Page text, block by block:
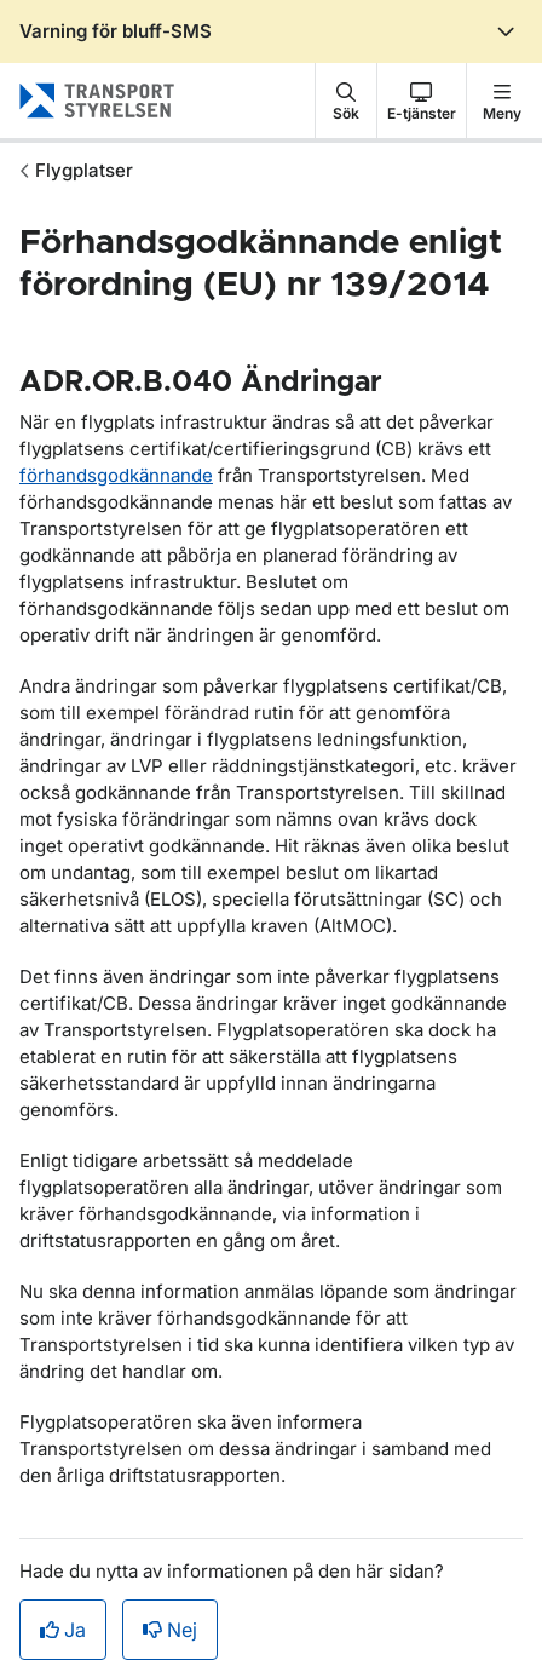
Varning för bluff-SMS
Sök E-tjänster Meny
Flygplatser
Förhandsgodkännande enligt
förordning (EU) nr 139/2014
ADR.OR.B.040 Ändringar
När en flygplats infrastruktur ändras så att det påverkar
flygplatsens certifikat/certifieringsgrund (CB) krävs ett
förhandsgodkännande från Transportstyrelsen. Med
förhandsgodkännande menas här ett beslut som fattas av
Transportstyrelsen för att ge flygplatsoperatören ett
godkännande att påbörja en planerad förändring av
flygplatsens infrastruktur. Beslutet om
förhandsgodkännande följs sedan upp med ett beslut om
operativ drift när ändringen är genomförd.
Andra ändringar som påverkar flygplatsens certifikat/CB,
som till exempel förändrad rutin för att genomföra
ändringar, ändringar i flygplatsens ledningsfunktion,
ändringar av LVP eller räddningstjänstkategori, etc. kräver
också godkännande från Transportstyrelsen. Till skillnad
mot fysiska förändringar som nämns ovan krävs dock
inget operativt godkännande. Hit räknas även olika beslut
om undantag, som till exempel beslut om likartad
säkerhetsnivå (ELOS), speciella förutsättningar (SC) och
alternativa sätt att uppfylla kraven (AltMOC).
Det finns även ändringar som inte påverkar flygplatsens
certifikat/CB. Dessa ändringar kräver inget godkännande
av Transportstyrelsen. Flygplatsoperatören ska dock ha
etablerat en rutin för att säkerställa att flygplatsens
säkerhetsstandard är uppfylld innan ändringarna
genomförs.
Enligt tidigare arbetssätt så meddelade
flygplatsoperatören alla ändringar, utöver ändringar som
kräver förhandsgodkännande, via information i
driftstatusrapporten en gång om året.
Nu ska denna information anmälas löpande som ändringar
som inte kräver förhandsgodkännande för att
Transportstyrelsen i tid ska kunna identifiera vilken typ av
ändring det handlar om.
Flygplatsoperatören ska även informera
Transportstyrelsen om dessa ändringar i samband med
den årliga driftstatusrapporten.
Hade du nytta av informationen på den här sidan?
Ja Nej